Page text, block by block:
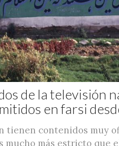
de la televisión
en farsi
tienen contenidos muy
mucho más estricto que